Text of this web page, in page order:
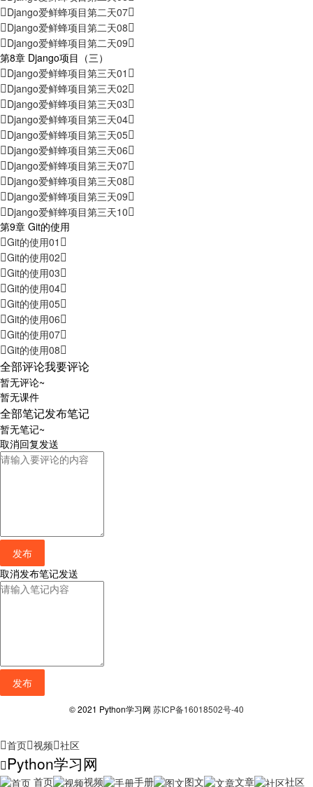
Django爱鲜蜂项目第二天07
Django爱鲜蜂项目第二天08
Django爱鲜蜂项目第二天09
第8章 Django项目（三）
Django爱鲜蜂项目第三天01
Django爱鲜蜂项目第三天02
Django爱鲜蜂项目第三天03
Django爱鲜蜂项目第三天04
Django爱鲜蜂项目第三天05
Django爱鲜蜂项目第三天06
Django爱鲜蜂项目第三天07
Django爱鲜蜂项目第三天08
Django爱鲜蜂项目第三天09
Django爱鲜蜂项目第三天10
第9章 Git的使用
Git的使用01
Git的使用02
Git的使用03
Git的使用04
Git的使用05
Git的使用06
Git的使用07
Git的使用08
全部评论我要评论
暂无评论~
暂无课件
全部笔记发布笔记
暂无笔记~
取消回复发送
发布
取消发布笔记发送
发布
© 2021 Python学习网 苏ICP备16018502号-40
首页 视频 社区
Python学习网
首页 视频 手册 图文 文章 社区